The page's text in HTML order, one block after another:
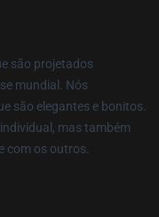
são projetados
mundial. Nós
são elegantes e bonitos.
mas também
com os outros.